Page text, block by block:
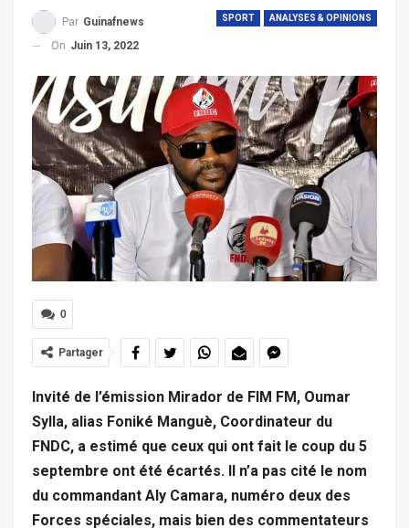
SPORT ANALYSES & OPINIONS
Par Guinafnews
On Juin 13, 2022
0
Partager
Invité de l’émission Mirador de FIM FM, Oumar
Sylla, alias Foniké Manguè, Coordinateur du
FNDC, a estimé que ceux qui ont fait le coup du 5
septembre ont été écartés. Il n’a pas cité le nom
du commandant Aly Camara, numéro deux des
Forces spéciales, mais bien des commentateurs